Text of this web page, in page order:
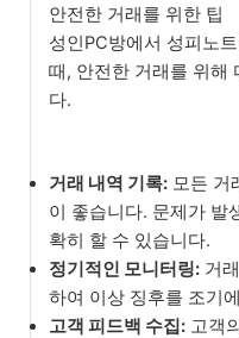
안전한 거래를 위한 팁
성인PC방에서 성피노
때, 안전한 거래를 위해
다.
거래 내역 기록: 모든 거
이 좋습니다. 문제가 발
확히 할 수 있습니다.
정기적인 모니터링: 거
하여 이상 징후를 조기
고객 피드백 수집: 고객